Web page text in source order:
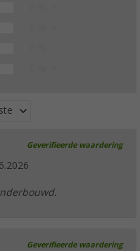
Geverifieerde waardering
Geverifieerde waardering